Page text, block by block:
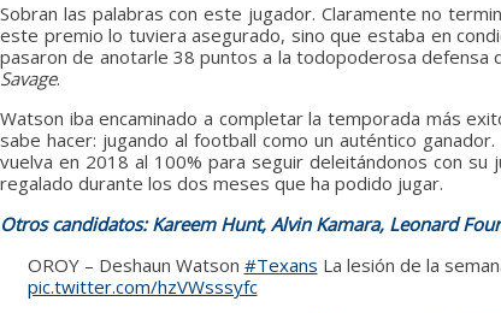
Sobran las palabras con este jugador. Claramente no
este premio lo tuviera asegurado, sino que estaba en
pasaron de anotarle 38 puntos a la todopoderosa defensa
Savage.
Watson iba encaminado a completar la temporada más
sabe hacer: jugando al football como un auténtico
vuelva en 2018 al 100% para seguir deleitándonos con
regalado durante los dos meses que ha podido jugar.
Otros candidatos: Kareem Hunt, Alvin Kamara, Leonard
OROY – Deshaun Watson #Texans La lesión de la
pic.twitter.com/hzVWsssyfc